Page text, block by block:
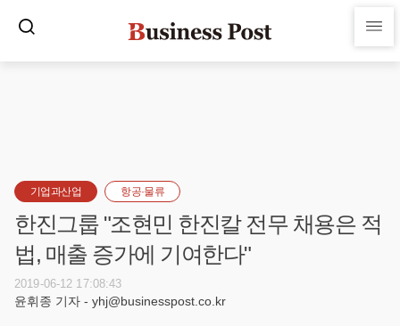
기업과산업 항공·물류
한진그룹 "조현민 한진칼 전무 채용은 적
법, 매출 증가에 기여한다"
2019-06-12 17:08:43
윤휘종 기자 - yhj@businesspost.co.kr